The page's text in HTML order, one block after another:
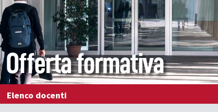
Offerta formativa
Elenco docenti